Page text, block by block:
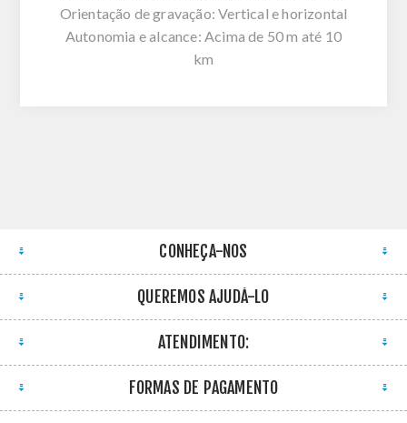
Orientação de gravação: Vertical e horizontal
Autonomia e alcance: Acima de 50 m até 10
km
CONHEÇA-NOS
QUEREMOS AJUDÁ-LO
ATENDIMENTO:
FORMAS DE PAGAMENTO